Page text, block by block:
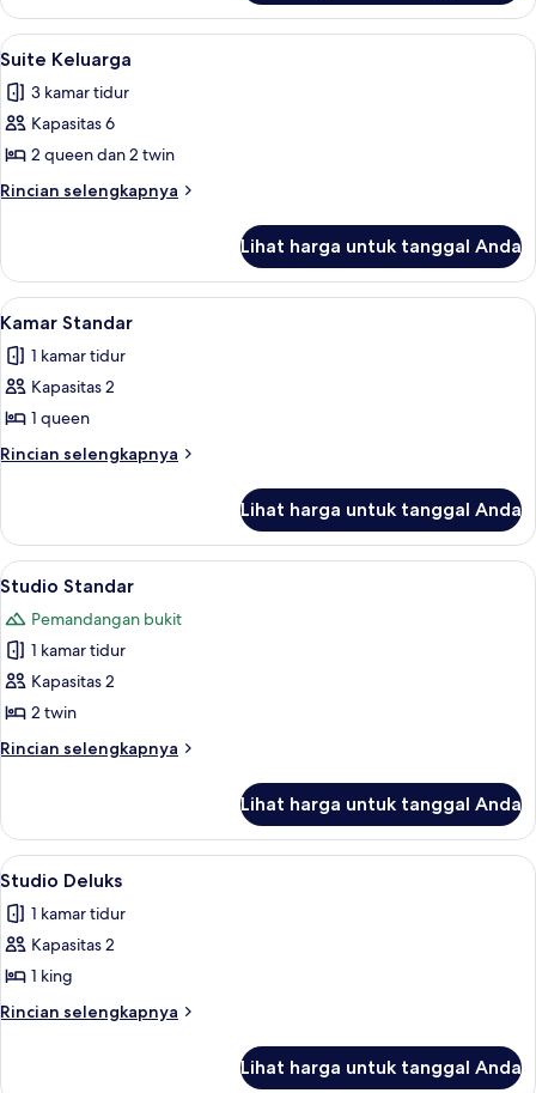
Apartemen
Deluks
Lihat
semua
foto
untuk
Suite
Keluarga
Suite Keluarga | Meja kerja, tirai
11
Suite Keluarga
3 kamar tidur
Kapasitas 6
2 queen dan 2 twin
Rincian selengkapnya
Rincian
Suite
Keluarga
Lihat harga untuk tanggal Anda
Lihat
semua
foto
untuk
Kamar
Standar
Kamar Standar | Meja kerja, tirai
2
Kamar Standar
1 kamar tidur
Kapasitas 2
1 queen
Rincian selengkapnya
Rincian
Kamar
Standar
Lihat harga untuk tanggal Anda
Lihat
semua
foto
untuk
Studio
Standar
Studio Standar | Meja kerja, tirai
5
Studio Standar
Pemandangan bukit
1 kamar tidur
Kapasitas 2
2 twin
Rincian selengkapnya
Rincian
Studio
Standar
Lihat harga untuk tanggal Anda
Lihat
semua
foto
untuk
Studio
Deluks
Shower, perlengkapan mandi gratis,
1
Studio Deluks
1 kamar tidur
Kapasitas 2
1 king
Rincian selengkapnya
Rincian
Lihat harga untuk tanggal Anda